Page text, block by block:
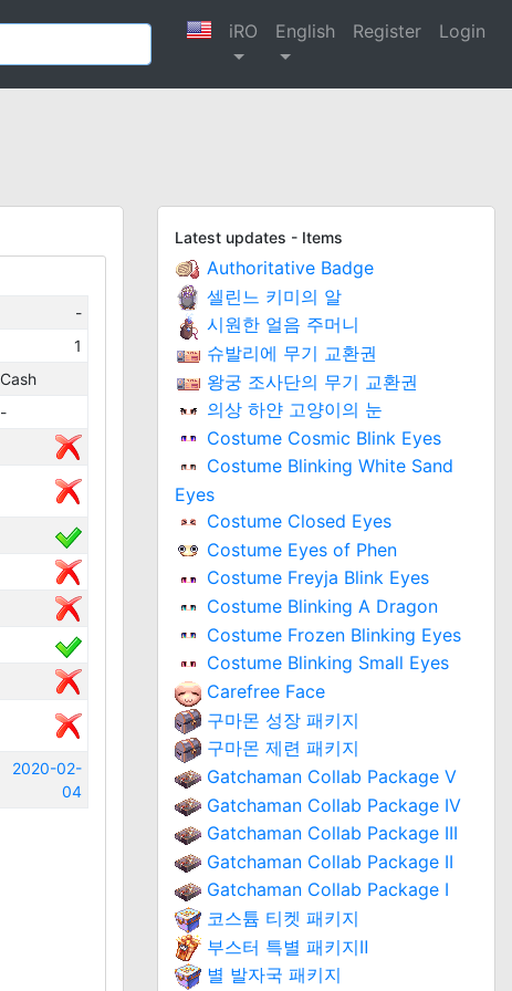
iRO English Register Login
-
1
Cash
-
2020-02-
04
Latest updates - Items
Authoritative Badge
셀린느 키미의 알
시원한 얼음 주머니
슈발리에 무기 교환권
왕궁 조사단의 무기 교환권
의상 하얀 고양이의 눈
Costume Cosmic Blink Eyes
Costume Blinking White Sand
Eyes
Costume Closed Eyes
Costume Eyes of Phen
Costume Freyja Blink Eyes
Costume Blinking A Dragon
Costume Frozen Blinking Eyes
Costume Blinking Small Eyes
Carefree Face
구마몬 성장 패키지
구마몬 제련 패키지
Gatchaman Collab Package V
Gatchaman Collab Package IV
Gatchaman Collab Package III
Gatchaman Collab Package II
Gatchaman Collab Package I
코스튬 티켓 패키지
부스터 특별 패키지Ⅱ
별 발자국 패키지